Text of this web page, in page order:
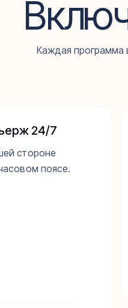
Каждая программа
24/7
стороне
поясе.